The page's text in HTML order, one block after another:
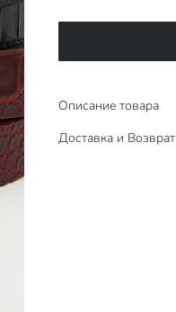
Описание товара
Доставка и Возврат